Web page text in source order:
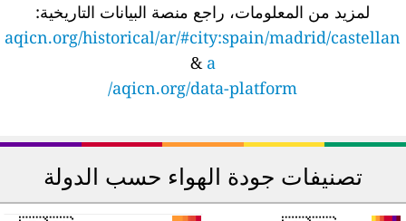
لمزيد من المعلومات، راجع منصة البيانات التاريخية:
aqicn.org/historical/ar/#city:spain/madrid/castellan
a
&
aqicn.org/data-platform/
تصنيفات جودة الهواء حسب الدولة